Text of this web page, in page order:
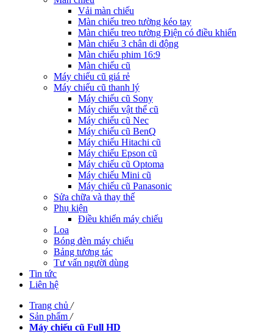
Vải màn chiếu
Màn chiếu treo tường kéo tay
Màn chiếu treo tường Điện có điều khiển
Màn chiếu 3 chân di động
Màn chiếu phim 16:9
Màn chiếu cũ
Máy chiếu cũ giá rẻ
Máy chiếu cũ thanh lý
Máy chiếu cũ Sony
Máy chiếu vật thể cũ
Máy chiếu cũ Nec
Máy chiếu cũ BenQ
Máy chiếu Hitachi cũ
Máy chiếu Epson cũ
Máy chiếu cũ Optoma
Máy chiếu Mini cũ
Máy chiếu cũ Panasonic
Sửa chữa và thay thế
Phụ kiện
Điều khiển máy chiếu
Loa
Bóng đèn máy chiếu
Bảng tương tác
Tư vấn người dùng
Tin tức
Liên hệ
Trang chủ /
Sản phẩm /
Máy chiếu cũ Full HD